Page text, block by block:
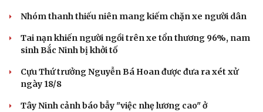
Nhóm thanh thiếu niên mang kiếm chặn xe người dân
Tai nạn khiến người ngồi trên xe tổn thương 96%, nam
sinh Bắc Ninh bị khởi tố
Cựu Thứ trưởng Nguyễn Bá Hoan được đưa ra xét xử
ngày 18/8
Tây Ninh cảnh báo bẫy "việc nhẹ lương cao" ở